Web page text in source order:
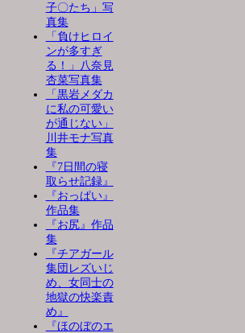
子〇たち」写
真集
「負けヒロイ
ンが多すぎ
る！」八奈見
杏菜写真集
「黒岩メダカ
に私の可愛い
が通じない」
川井モナ写真
集
『7日間の寝
取らせ記録』
『おっぱい』
作品集
『お尻』作品
集
『チアガール
集団レズいじ
め、女同士の
地獄の快楽責
め』
『ほのぼのエ